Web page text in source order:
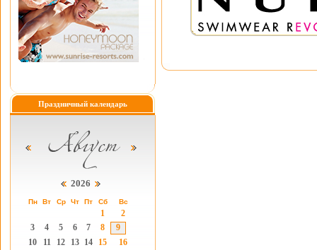
Праздничный календарь
2026
Пн Вт Ср Чт Пт Сб Вс
1
2
3
4 5 6 7 8
9
10
11 12 13 14 15
16